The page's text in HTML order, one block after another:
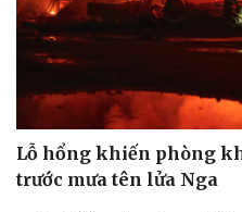
Lỗ hổng khiến phòng
trước mưa tên lửa Nga